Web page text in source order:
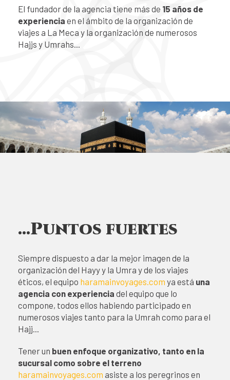
El fundador de la agencia tiene más de 15 años de
experiencia en el ámbito de la organización de
viajes a La Meca y la organización de numerosos
Hajjs y Umrahs...
...Puntos fuertes
Siempre dispuesto a dar la mejor imagen de la
organización del Hayy y la Umra y de los viajes
éticos, el equipo haramainvoyages.com ya está una
agencia con experiencia del equipo que lo
compone, todos ellos habiendo participado en
numerosos viajes tanto para la Umrah como para el
Hajj...
Tener un buen enfoque organizativo, tanto en la
sucursal como sobre el terreno
haramainvoyages.com asiste a los peregrinos en